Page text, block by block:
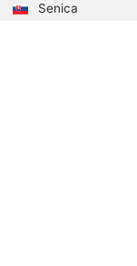
Senica